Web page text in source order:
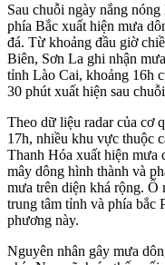
Sau chuỗi ngày nắng
phía Bắc xuất hiện mưa
đá. Từ khoảng đầu giờ
Biên, Sơn La ghi nhận
tỉnh Lào Cai, khoảng 16h
30 phút xuất hiện sau
Theo dữ liệu radar của cơ
17h, nhiều khu vực thuộc
Thanh Hóa xuất hiện mưa
mây dông hình thành và
mưa trên diện khá rộng.
trung tâm tỉnh và phía bắc
phương này.
Nguyên nhân gây mưa